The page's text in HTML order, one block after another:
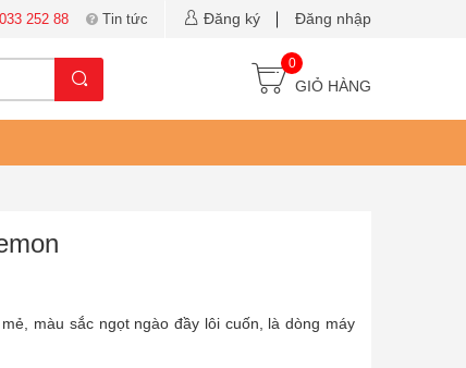
252 88 Tin tức Đăng ký Đăng nhập
0
GIỎ HÀNG
màu sắc ngọt ngào đầy lôi cuốn, là dòng máy